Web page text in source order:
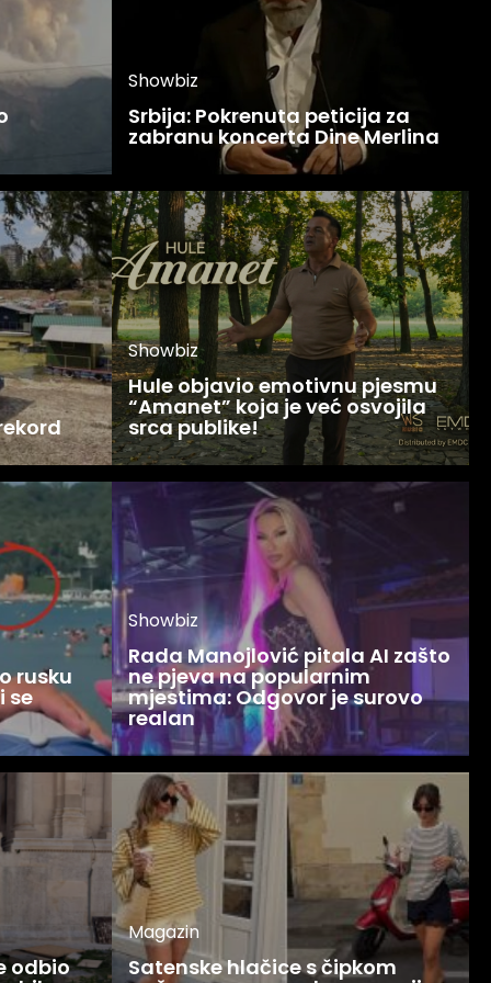
rusku
se
odbio
Showbiz
Srbija: Pokrenuta peticija za
zabranu koncerta Dine Merlina
Showbiz
Hule objavio emotivnu pjesmu
“Amanet” koja je već osvojila
srca publike!
Showbiz
Rada Manojlović pitala AI zašto
ne pjeva na popularnim
mjestima: Odgovor je surovo
realan
Magazin
Satenske hlačice s čipkom